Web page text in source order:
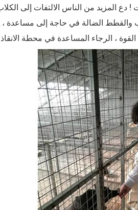
دع المزيد من الناس الالتفات إلى
والقطط الضالة في حاجة إلى مساعدة